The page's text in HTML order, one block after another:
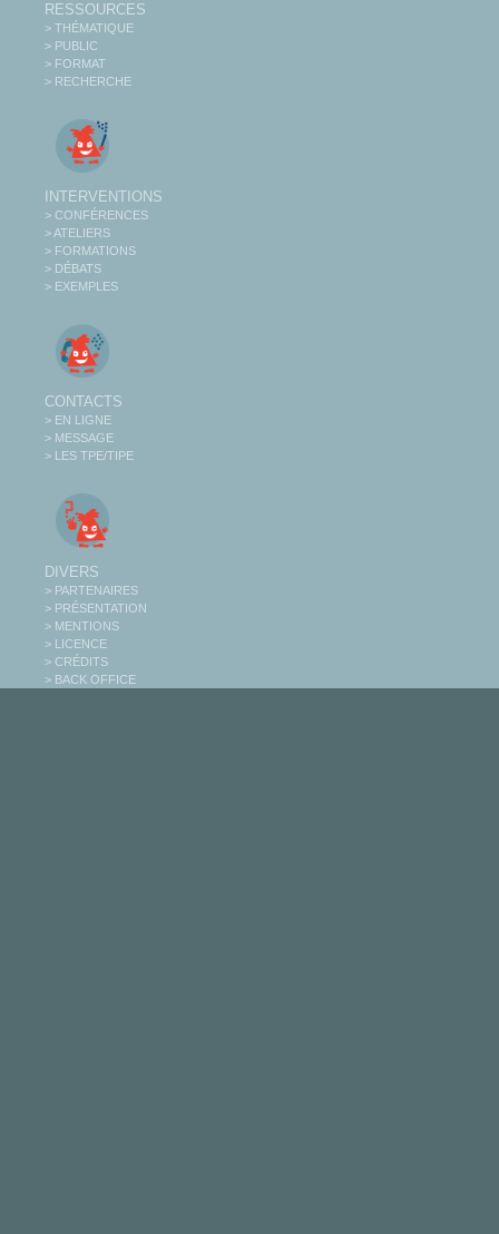
RESSOURCES
> THÉMATIQUE
> PUBLIC
> FORMAT
> RECHERCHE
INTERVENTIONS
> CONFÉRENCES
> ATELIERS
> FORMATIONS
> DÉBATS
> EXEMPLES
CONTACTS
> EN LIGNE
> MESSAGE
> LES TPE/TIPE
DIVERS
> PARTENAIRES
> PRÉSENTATION
> MENTIONS
> LICENCE
> CRÉDITS
> BACK OFFICE